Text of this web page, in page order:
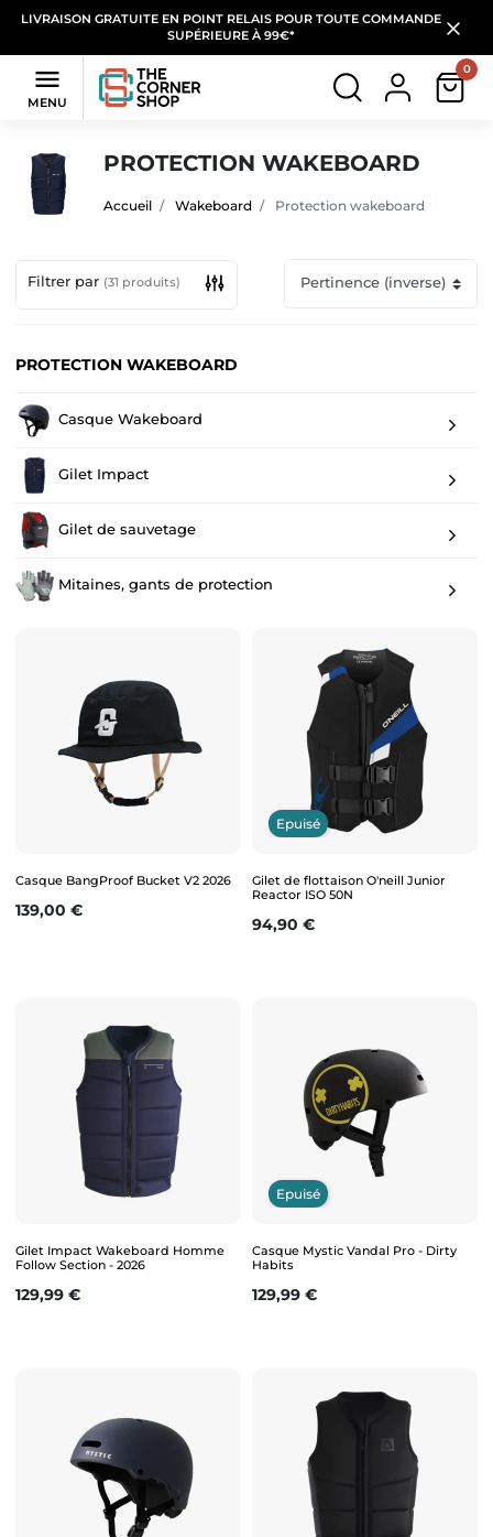
LIVRAISON GRATUITE EN POINT RELAIS POUR TOUTE COMMANDE
SUPÉRIEURE À 99€*

MENU
0
PROTECTION WAKEBOARD
Accueil Wakeboard Protection wakeboard
Filtrer par (31 produits)
PROTECTION WAKEBOARD
Casque Wakeboard
Gilet Impact
Gilet de sauvetage
Mitaines, gants de protection
Casque BangProof Bucket V2 2026
Prix
139,00 €
Epuisé
Gilet de flottaison O'neill Junior
Reactor ISO 50N
Prix
94,90 €
Gilet Impact Wakeboard Homme
Follow Section - 2026
Prix
129,99 €
Epuisé
Casque Mystic Vandal Pro - Dirty
Habits
Prix
129,99 €